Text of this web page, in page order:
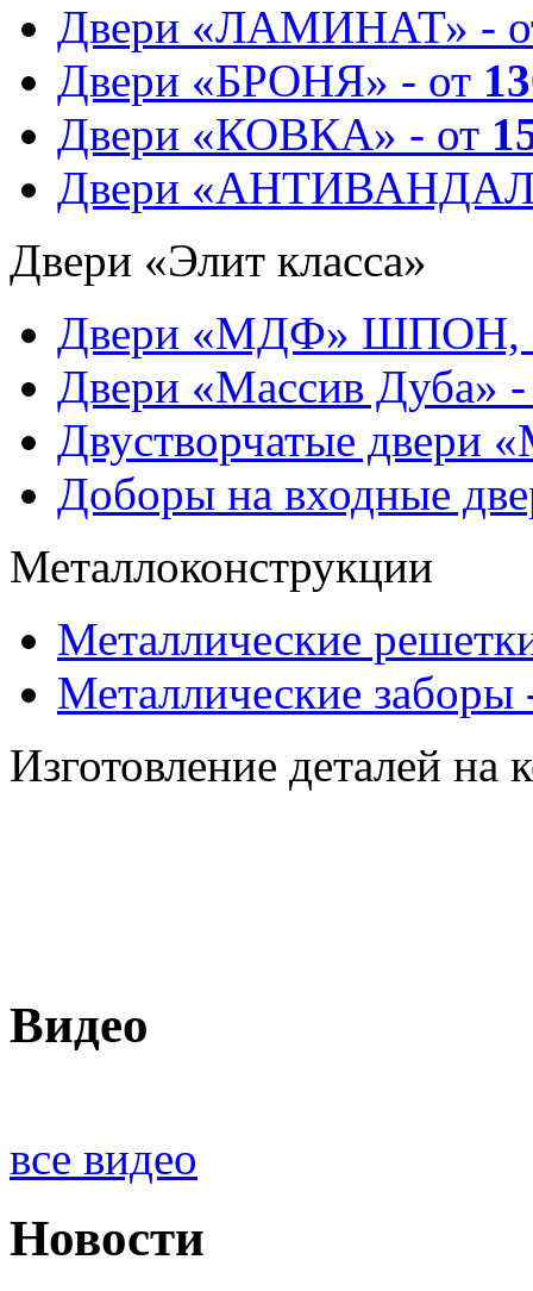
Двери «ЛАМИНАТ» -
Двери «БРОНЯ» - от
Двери «КОВКА» - от
Двери
Двери «Элит класса»
Двери «МДФ» ШПОН,
Двери «Массив Дуба»
Двустворчатые
Доборы на входные
Металлоконструкции
Металлические
Металлические
Изготовление деталей
Видео
все видео
Новости